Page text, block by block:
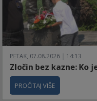
PETAK, 07.08.2026 | 14:13
Zločin bez kazne: Ko
PROČITAJ VIŠE